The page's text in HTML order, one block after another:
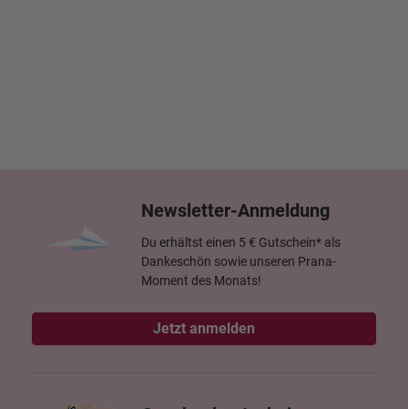
Newsletter-Anmeldung
Du erhältst einen 5 € Gutschein* als
Dankeschön sowie unseren Prana-
Moment des Monats!
Jetzt anmelden